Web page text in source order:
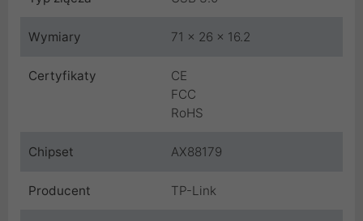
Wymiary 71 x 26 x 16.2
Certyfikaty
CE
FCC
RoHS
Chipset AX88179
Producent TP-Link